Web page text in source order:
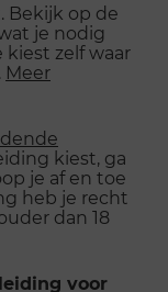
Bekijk op de
je nodig
zelf waar
Meer
kiest, ga
je af en toe
heb je recht
dan 18
voor